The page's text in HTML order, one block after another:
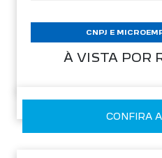
À VISTA POR
CNPJ E
CONFIRA